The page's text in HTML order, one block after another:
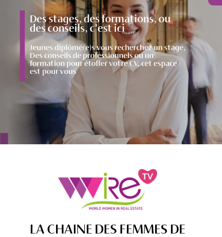
Des stages, des formations, ou
des conseils, c’est ici
Jeunes diplômé(e)s vous recherchez un stage,
Des conseils de professionnels ou un
formation pour étoffer votre CV, cet espace
est pour vous
LA CHAINE DES FEMMES DE